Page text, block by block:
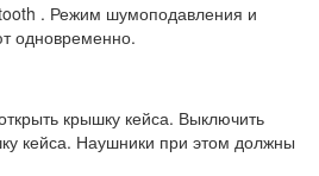
. Режим шумоподавления и
одновременно.
крышку кейса. Выключить
кейса. Наушники при этом должны